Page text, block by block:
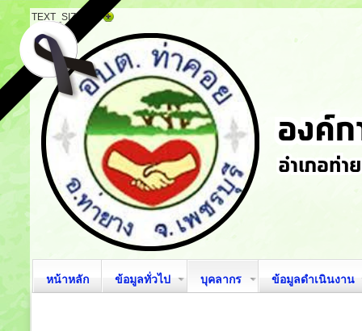
TEXT_SIZE
หน้าหลัก ข้อมูลทั่วไป บุคลากร ข้อมูลดำเนินงาน